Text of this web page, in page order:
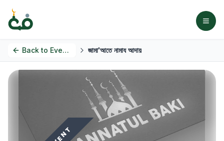
Back to Events জামা'আতে নামায আদায়